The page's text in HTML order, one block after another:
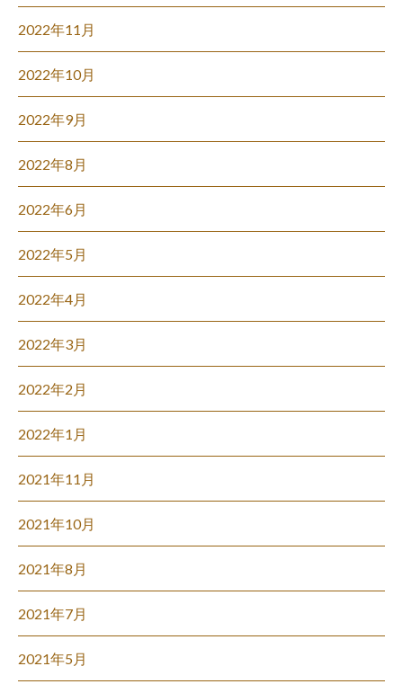
2022年11月
2022年10月
2022年9月
2022年8月
2022年6月
2022年5月
2022年4月
2022年3月
2022年2月
2022年1月
2021年11月
2021年10月
2021年8月
2021年7月
2021年5月